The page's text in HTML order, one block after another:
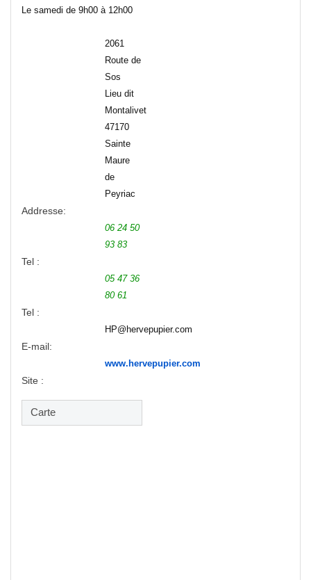
Le samedi de 9h00 à 12h00
2061
Route de
Sos
Lieu dit
Montalivet
47170
Sainte
Maure
de
Peyriac
Addresse:
06 24 50
93 83
Tel :
05 47 36
80 61
Tel :
HP@hervepupier.com
E-mail:
www.hervepupier.com
Site :
Carte